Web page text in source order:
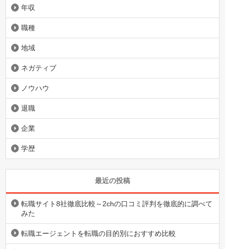
年収
職種
地域
ネガティブ
ノウハウ
退職
企業
学歴
最近の投稿
転職サイト8社徹底比較～2chの口コミ評判を徹底的に調べて
みた
転職エージェントを転職の目的別におすすめ比較